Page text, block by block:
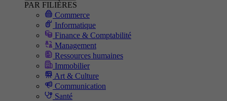
PAR FILIÈRES
Commerce
Informatique
Finance & Comptabilité
Management
Ressources humaines
Immobilier
Art & Culture
Communication
Santé